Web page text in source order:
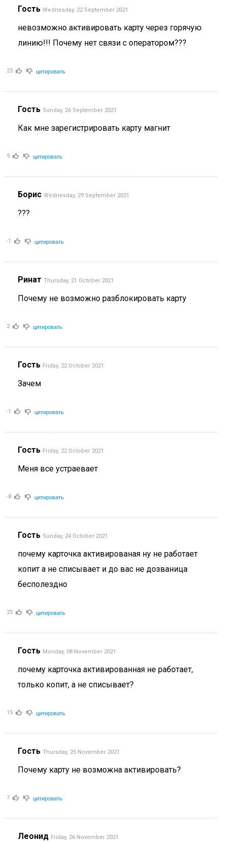
Гость Wednesday, 22 September 2021
невозможно активировать карту через горячую
линию!!! Почему нет связи с оператором???
23 цитировать
Гость Sunday, 26 September 2021
Как мне зарегистрировать карту магнит
9 цитировать
Борис Wednesday, 29 September 2021
???
-1 цитировать
Ринат Thursday, 21 October 2021
Почему не возможно разблокировать карту
2 цитировать
Гость Friday, 22 October 2021
Зачем
-1 цитировать
Гость Friday, 22 October 2021
Меня все устраевает
-8 цитировать
Гость Sunday, 24 October 2021
почему карточка активированая ну не работает
копит а не списывает и до вас не дозваница
бесполездно
25 цитировать
Гость Monday, 08 November 2021
почему карточка активированная не работает,
только копит, а не списывает?
15 цитировать
Гость Thursday, 25 November 2021
Почему карту не возможна активировать?
7 цитировать
Леонид Friday, 26 November 2021